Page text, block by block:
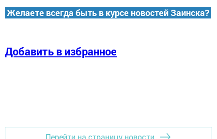
Желаете всегда быть в курсе новостей Заинска?
Добавить в избранное
Перейти на страницу новости